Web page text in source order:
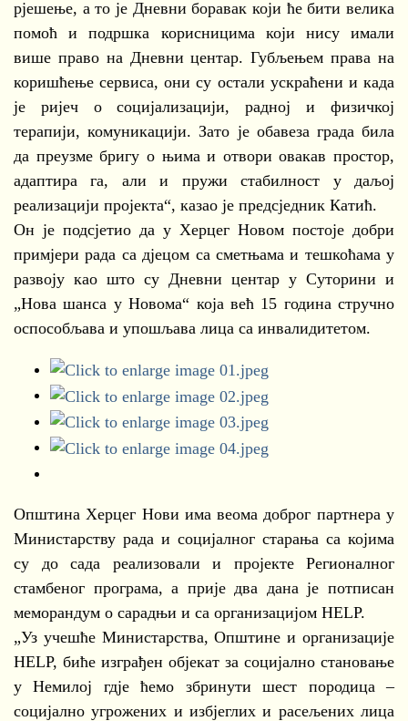
рјешење, а то је Дневни боравак који ће бити велика
помоћ и подршка корисницима који нису имали
више право на Дневни центар. Губљењем права на
коришћење сервиса, они су остали ускраћени и када
је ријеч о социјализацији, радној и физичкој
терапији, комуникацији. Зато је обавеза града била
да преузме бригу о њима и отвори овакав простор,
адаптира га, али и пружи стабилност у даљој
реализацији пројекта“, казао је предсједник Катић.
Он је подсјетио да у Херцег Новом постоје добри
примјери рада са дјецом са сметњама и тешкоћама у
развоју као што су Дневни центар у Суторини и
„Нова шанса у Новома“ која већ 15 година стручно
оспособљава и упошљава лица са инвалидитетом.
Општина Херцег Нови има веома доброг партнера у
Министарству рада и социјалног старања са којима
су до сада реализовали и пројекте Регионалног
стамбеног програма, а прије два дана је потписан
меморандум о сарадњи и са организацијом HELP.
„Уз учешће Министарства, Општине и организације
HELP, биће изграђен објекат за социјално становање
у Немилој гдје ћемо збринути шест породица –
социјално угрожених и избјеглих и расељених лица